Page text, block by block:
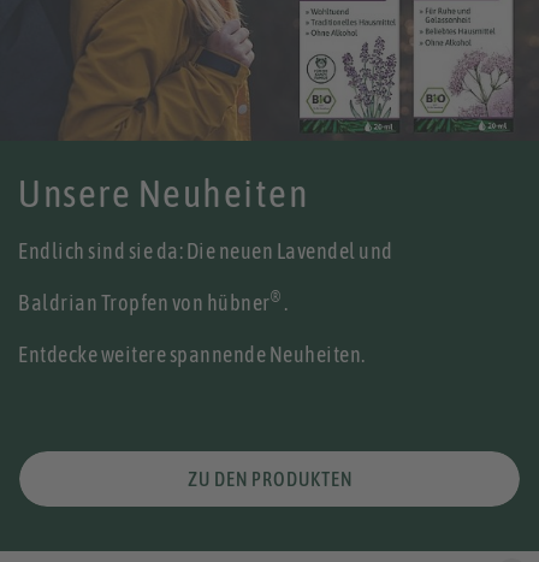
Unsere Neuheiten
Endlich sind sie da: Die neuen Lavendel und
Baldrian Tropfen von hübner® .
Entdecke weitere spannende Neuheiten.
ZU DEN PRODUKTEN